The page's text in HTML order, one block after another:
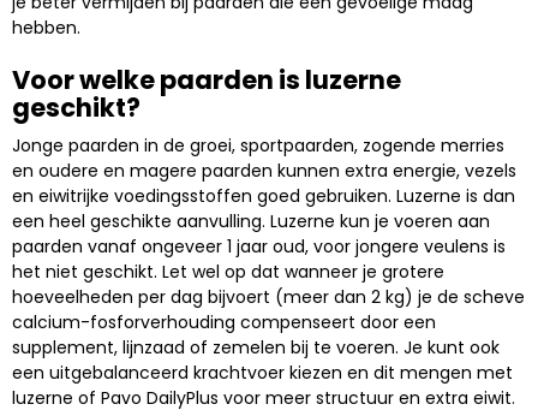
hebben.
Voor welke paarden is luzerne
geschikt?
Jonge paarden in de groei, sportpaarden, zogende merries
en oudere en magere paarden kunnen extra energie, vezels
en eiwitrijke voedingsstoffen goed gebruiken. Luzerne is dan
een heel geschikte aanvulling. Luzerne kun je voeren aan
paarden vanaf ongeveer 1 jaar oud, voor jongere veulens is
het niet geschikt. Let wel op dat wanneer je grotere
hoeveelheden per dag bijvoert (meer dan 2 kg) je de scheve
calcium-fosforverhouding compenseert door een
supplement, lijnzaad of zemelen bij te voeren. Je kunt ook
een uitgebalanceerd krachtvoer kiezen en dit mengen met
luzerne of Pavo DailyPlus voor meer structuur en extra eiwit.